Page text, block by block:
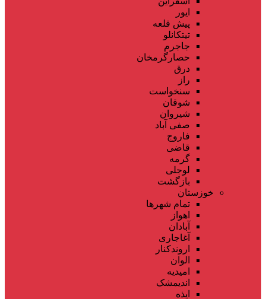
ایور
پیش قلعه
تیتکانلو
جاجرم
حصارگرمخان
درق
راز
سنخواست
شوقان
شیروان
صفی آباد
فاروج
قاضی
گرمه
لوجلی
بازگشت
خوزستان
تمام شهر‌ها
اهواز
آبادان
آغاجاری
اروندکنار
الوان
امیدیه
اندیمشک
ایذه